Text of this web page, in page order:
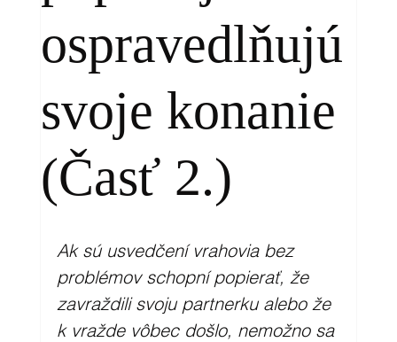
ospravedlňujú
svoje konanie
(Časť 2.)
Ak sú usvedčení vrahovia bez
problémov schopní popierať, že
zavraždili svoju partnerku alebo že
k vražde vôbec došlo, nemožno sa